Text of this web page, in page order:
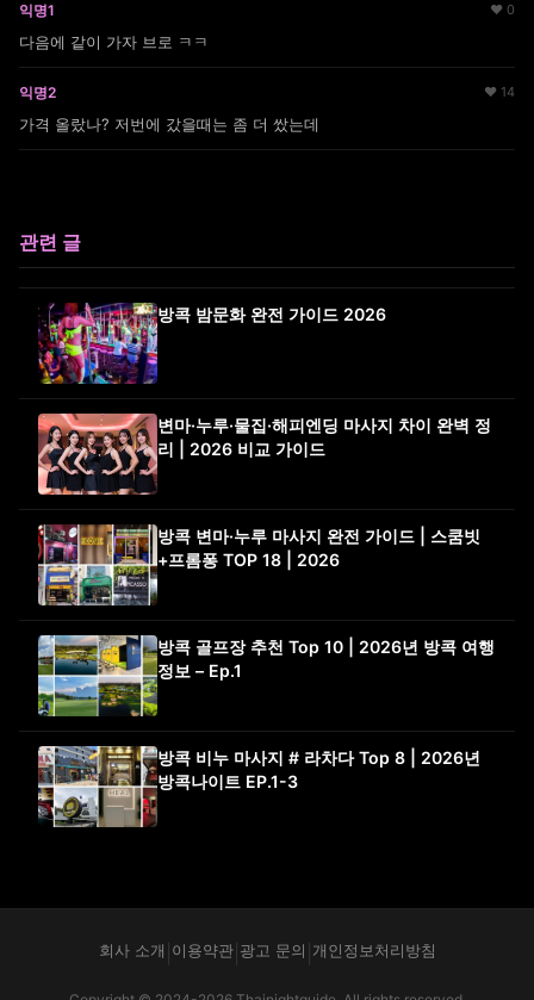
익명1 ♥ 0
다음에 같이 가자 브로 ㅋㅋ
익명2 ♥ 14
가격 올랐나? 저번에 갔을때는 좀 더 쌌는데
관련 글
방콕 밤문화 완전 가이드 2026
변마·누루·물집·해피엔딩 마사지 차이 완벽 정
리 | 2026 비교 가이드
방콕 변마·누루 마사지 완전 가이드 | 스쿰빗
+프롬퐁 TOP 18 | 2026
방콕 골프장 추천 Top 10 | 2026년 방콕 여행
정보 – Ep.1
방콕 비누 마사지 # 라차다 Top 8 | 2026년
방콕나이트 EP.1-3
회사 소개 이용약관| 광고 문의 개인정보처리방침